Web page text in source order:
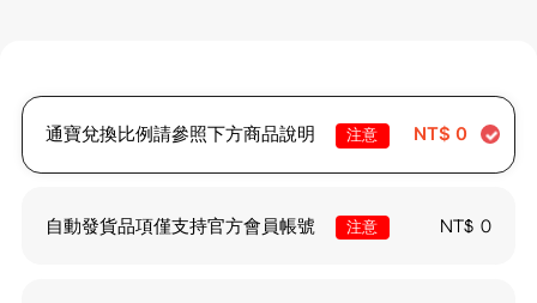
通寶兌換比例請參照下方商品說明 注意 NT$ 0
自動發貨品項僅支持官方會員帳號 注意 NT$0